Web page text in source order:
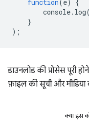
function(e)
{
console. log(
}
);
डाउनलोड की प्रोसेस पूरी
फ़ाइल की सूची और मीडिया
क्या इस